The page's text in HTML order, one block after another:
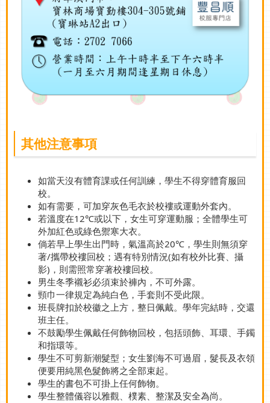
其他注意事項
如當天沒有體育課或任何訓練，學生不得穿體育服回
校。
如有需要，可加穿灰色毛衣於校褸或運動外套內。
若溫度在12℃或以下，女生可穿運動服；全體學生可
外加紅色或綠色禦寒大衣。
倘若早上學生出門時，氣溫高於20℃，學生則無須穿
著/攜帶校褸回校；遇有特別情況(如有校外比賽、攝
影)，則需照常穿著校褸回校。
男生冬季襯衫必須束於褲內，不可外露。
頸巾一律規定為純白色，手套則不受此限。
班長牌扣於校徽之上方，整日佩戴。學年完結時，交還
班主任。
不鼓勵學生佩戴任何飾物回校，包括頭飾、耳環、手鐲
和指環等。
學生不可剪新潮髮型；女生劉海不可過眉，髮長及衣領
便要用純黑色髮飾將之全部束起。
學生的書包不可掛上任何飾物。
學生整體儀容以雅觀、樸素、整潔及安全為尚。